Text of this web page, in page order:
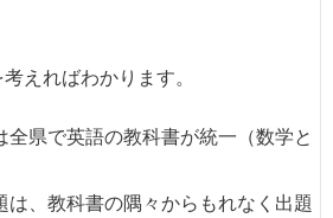
えればわかります。
全県で英語の教科書が統一（数学と
は、教科書の隅々からもれなく出題